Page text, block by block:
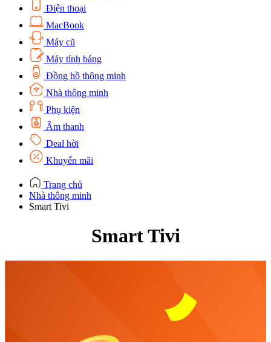
Điện thoại
MacBook
Máy cũ
Máy tính bảng
Đồng hồ thông minh
Nhà thông minh
Phụ kiện
Âm thanh
Deal hời
Khuyến mãi
Trang chủ
Nhà thông minh
Smart Tivi
Smart Tivi